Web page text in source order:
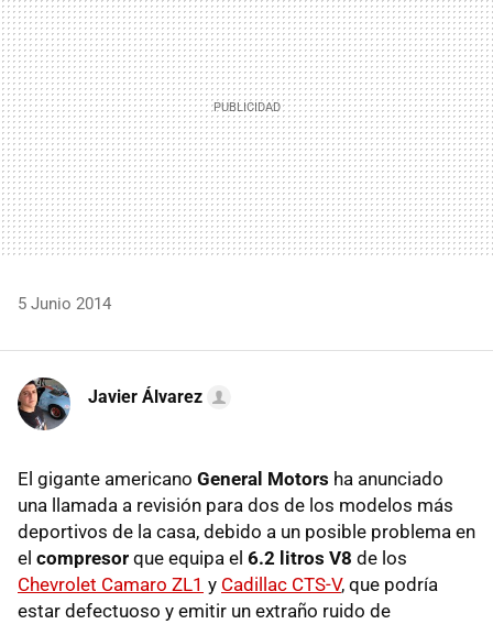
5 Junio 2014
Javier Álvarez
El gigante americano General Motors ha anunciado
una llamada a revisión para dos de los modelos más
deportivos de la casa, debido a un posible problema en
el compresor que equipa el 6.2 litros V8 de los
Chevrolet Camaro ZL1 y Cadillac CTS-V, que podría
estar defectuoso y emitir un extraño ruido de